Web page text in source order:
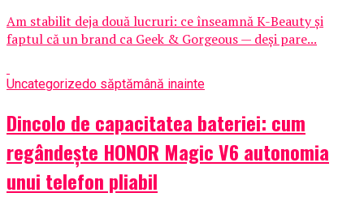
Am stabilit deja două lucruri: ce înseamnă K-Beauty și
faptul că un brand ca Geek & Gorgeous — deși pare...
Uncategorizedo săptămână inainte
Dincolo de capacitatea bateriei: cum
regândește HONOR Magic V6 autonomia
unui telefon pliabil